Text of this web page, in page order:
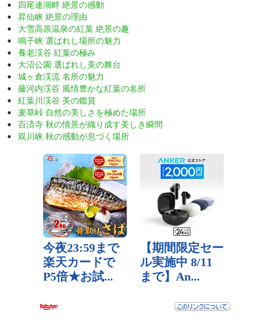
四尾連湖畔 絶景の感動
昇仙峡 絶景の理由
大雪高原温泉の紅葉 絶景の趣
鳴子峡 選ばれし場所の魅力
養老渓谷 紅葉の極み
大沼公園 選ばれし美の舞台
城ヶ倉渓流 名所の魅力
藤河内渓谷 風情豊かな紅葉の名所
紅葉川渓谷 美の鑑賞
麦草峠 自然の美しさを極めた場所
百済寺 秋の情景が織り成す美しき瞬間
双川峡 秋の感動が息づく場所